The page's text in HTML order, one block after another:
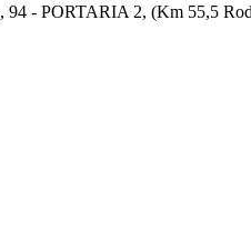
- PORTARIA 2, (Km 55,5